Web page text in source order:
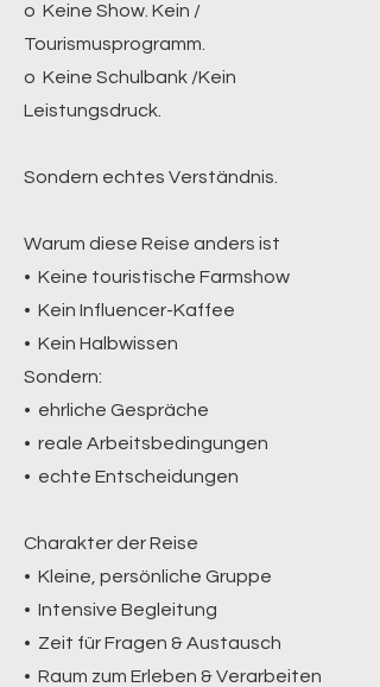
o Keine Show. Kein /
Tourismusprogramm.
o Keine Schulbank /Kein
Leistungsdruck.
Sondern echtes Verständnis.
Warum diese Reise anders ist
• Keine touristische Farmshow
• Kein Influencer-Kaffee
• Kein Halbwissen
Sondern:
• ehrliche Gespräche
• reale Arbeitsbedingungen
• echte Entscheidungen
Charakter der Reise
• Kleine, persönliche Gruppe
• Intensive Begleitung
• Zeit für Fragen & Austausch
• Raum zum Erleben & Verarbeiten